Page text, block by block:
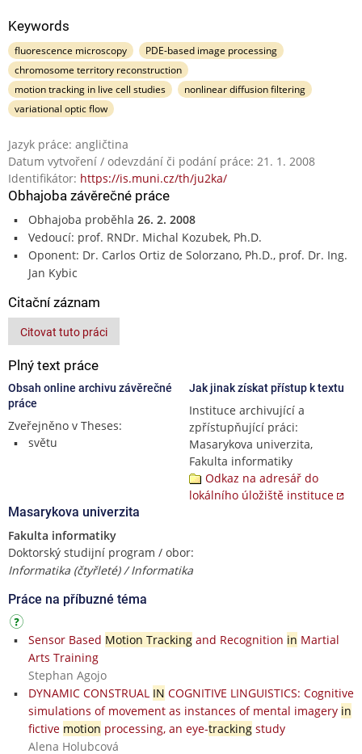
Keywords
fluorescence microscopy
PDE-based image processing
chromosome territory reconstruction
motion tracking in live cell studies
nonlinear diffusion filtering
variational optic flow
Jazyk práce: angličtina
Datum vytvoření / odevzdání či podání práce: 21. 1. 2008
Identifikátor: https://is.muni.cz/th/ju2ka/
Obhajoba závěrečné práce
Obhajoba proběhla 26. 2. 2008
Vedoucí: prof. RNDr. Michal Kozubek, Ph.D.
Oponent: Dr. Carlos Ortiz de Solorzano, Ph.D., prof. Dr. Ing.
Jan Kybic
Citační záznam
Citovat tuto práci
Plný text práce
Obsah online archivu závěrečné
práce
Zveřejněno v Theses:
světu
Jak jinak získat přístup k textu
Instituce archivující a
zpřístupňující práci:
Masarykova univerzita,
Fakulta informatiky
Odkaz na adresář do
lokálního úložiště instituce
Masarykova univerzita
Fakulta informatiky
Doktorský studijní program / obor:
Informatika (čtyřleté) / Informatika
Práce na příbuzné téma
Sensor Based Motion Trackingand Recognition in Martial
Arts Training
Stephan Agojo
DYNAMIC CONSTRUAL IN COGNITIVE LINGUISTICS: Cognitive
simulations of movement as instances of mental imagery in
fictive motion processing, an eye-trackingstudy
Alena Holubcová